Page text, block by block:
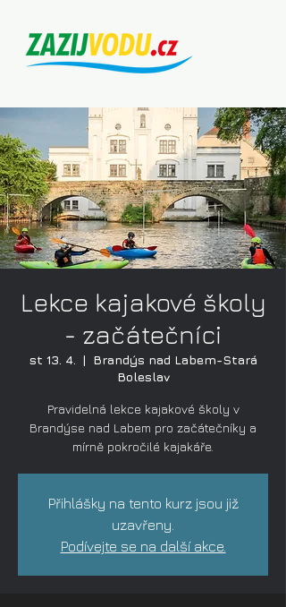
Lekce kajakové školy
- začátečníci
st 13. 4.
  |
Brandýs nad Labem-Stará
Boleslav
Pravidelná lekce kajakové školy v
Brandýse nad Labem pro začátečníky a
mírně pokročilé kajakáře.
Přihlášky na tento kurz jsou již
uzavřeny.
Podívejte se na další akce.